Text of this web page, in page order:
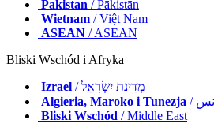
Pakistan / Pākistān
Wietnam / Việt Nam
ASEAN / ASEAN
Bliski Wschód i Afryka
Izrael
/ מְדִינַת יִשְׂרָאֵל
Algieria, Maroko i Tunezja
Bliski Wschód / Middle East